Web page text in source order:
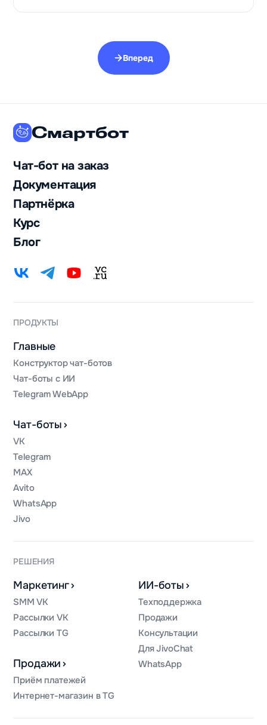
Вперед
Смартбот
Чат-бот на заказ
Документация
Партнёрка
Курс
Блог
ПРОДУКТЫ
Главные
Конструктор чат-ботов
Чат-боты с ИИ
Telegram WebApp
Чат-боты
VK
Telegram
MAX
Avito
WhatsApp
Jivo
РЕШЕНИЯ
Маркетинг
SMM VK
Рассылки VK
Рассылки TG
Продажи
Приём платежей
Интернет-магазин в TG
ИИ-боты
Техподдержка
Продажи
Консультации
Для JivoChat
WhatsApp